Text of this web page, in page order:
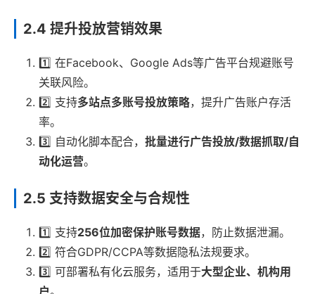
2.4 提升投放营销效果
1️⃣ 在Facebook、Google Ads等广告平台规避账号
关联风险。
2️⃣ 支持多站点多账号投放策略，提升广告账户存活
率。
3️⃣ 自动化脚本配合， 批量进行广告投放/数据抓取/自
动化运营。
2.5 支持数据安全与合规性
1️⃣ 支持256位加密保护账号数据，防止数据泄漏。
2️⃣ 符合GDPR/CCPA等数据隐私法规要求。
3️⃣ 可部署私有化云服务，适用于大型企业、机构用